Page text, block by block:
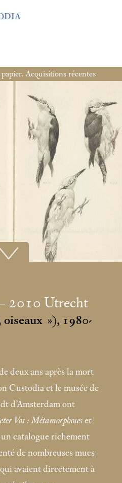
in
Acquisitions récentes
2010 Utrecht
oiseaux »), 1980-
deux ans après la mort
Custodia et le musée de
d’Amsterdam ont
Vos : Métamorphoses et
catalogue richement
de nombreuses mues
avaient directement à